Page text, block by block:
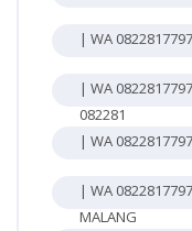
| WA
| WA
082281
| WA
| WA
MALANG